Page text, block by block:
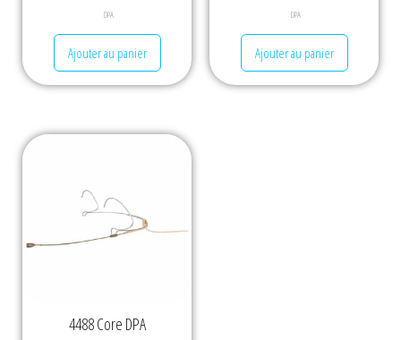
DPA
Ajouter au panier
DPA
Ajouter au panier
4488 Core DPA